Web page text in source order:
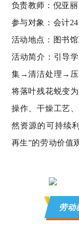
负责教师：倪亚
参与对象：会计
活动地点：图书
活动简介：引导
集→清洁处理→压
将落叶残花蜕变
操作、干燥工艺
然资源的可持续
再生”的劳动价值
劳